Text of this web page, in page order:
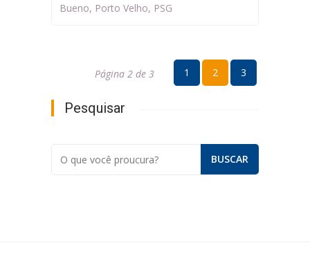
Bueno, Porto Velho, PSG
Página 2 de 3 1 2 3
Pesquisar